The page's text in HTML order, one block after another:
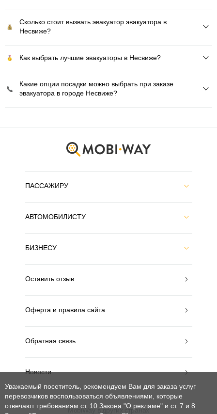
Сколько стоит вызвать эвакуатор эвакуатора в
Несвиже?
Как выбрать лучшие эвакуаторы в Несвиже?
Какие опции посадки можно выбрать при заказе
эвакуатора в городе Несвиже?
ПАССАЖИРУ
АВТОМОБИЛИСТУ
БИЗНЕСУ
Оставить отзыв
Оферта и правила сайта
Обратная связь
Новости
MobiWay в других странах
Уважаемый посетитель, рекомендуем Вам для заказа услуг
перевозчиков воспользоваться объявлениями, которые
отвечают требованиям ст. 10 Закона "О рекламе" и ст. 7 и 8